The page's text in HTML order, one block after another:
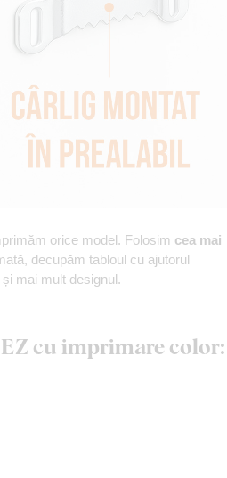
orice model. Folosim cea mai
decupăm tabloul cu ajutorul
mai mult designul.
cu imprimare color: